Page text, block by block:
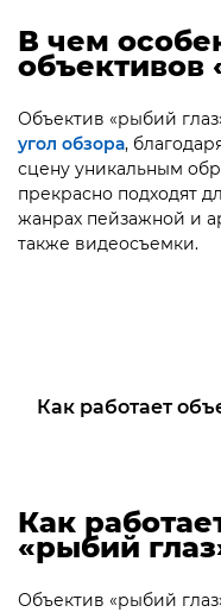
В чем
объективов
Объектив «рыбий
угол обзора,
сцену уникальным
прекрасно подходят
жанрах пейзажной и
также видеосъемки.
Как работает
Как
«рыбий
Объектив «рыбий